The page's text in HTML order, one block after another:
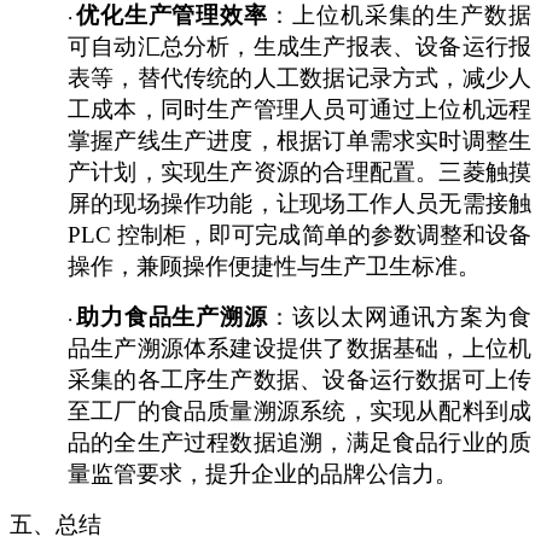
· 优化生产管理效率 ：上位机采集的生产数据
可自动汇总分析，生成生产报表、设备运行报
表等，替代传统的人工数据记录方式，减少人
工成本，同时生产管理人员可通过上位机远程
掌握产线生产进度，根据订单需求实时调整生
产计划，实现生产资源的合理配置。三菱触摸
屏的现场操作功能，让现场工作人员无需接触
PLC 控制柜，即可完成简单的参数调整和设备
操作，兼顾操作便捷性与生产卫生标准。
· 助力食品生产溯源 ：该以太网通讯方案为食
品生产溯源体系建设提供了数据基础，上位机
采集的各工序生产数据、设备运行数据可上传
至工厂的食品质量溯源系统，实现从配料到成
品的全生产过程数据追溯，满足食品行业的质
量监管要求，提升企业的品牌公信力。
五、总结